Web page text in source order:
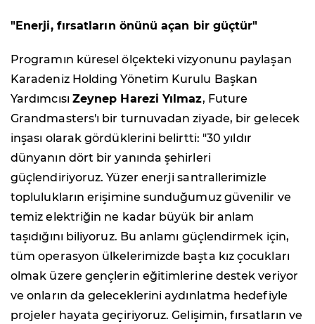
"Enerji, fırsatların önünü açan bir güçtür"
Programın küresel ölçekteki vizyonunu paylaşan
Karadeniz Holding Yönetim Kurulu Başkan
Yardımcısı Zeynep Harezi Yılmaz, Future
Grandmasters'ı bir turnuvadan ziyade, bir gelecek
inşası olarak gördüklerini belirtti: "30 yıldır
dünyanın dört bir yanında şehirleri
güçlendiriyoruz. Yüzer enerji santrallerimizle
toplulukların erişimine sunduğumuz güvenilir ve
temiz elektriğin ne kadar büyük bir anlam
taşıdığını biliyoruz. Bu anlamı güçlendirmek için,
tüm operasyon ülkelerimizde başta kız çocukları
olmak üzere gençlerin eğitimlerine destek veriyor
ve onların da geleceklerini aydınlatma hedefiyle
projeler hayata geçiriyoruz. Gelişimin, fırsatların ve